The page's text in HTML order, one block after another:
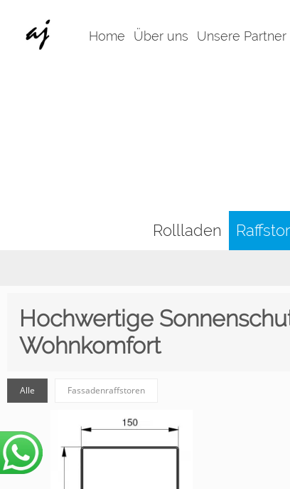
Home Über uns Unsere Partner
Rollladen
Hochwertige
Wohnkomfort
Alle Fassadenraffstoren